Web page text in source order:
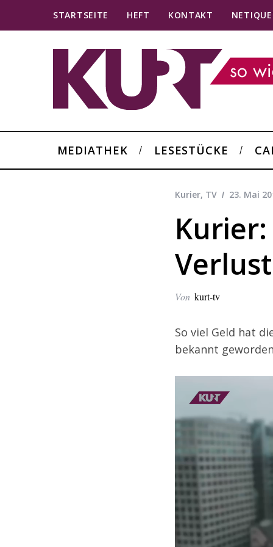
STARTSEITE HEFT KONTAKT
MEDIATHEK LESESTÜCKE
Kurier, TV 23. Mai
Von kurt-tv
So viel Geld hat
bekannt
d
e
o
P
l
a
y